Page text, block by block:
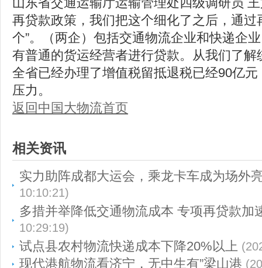
再贷款政策，我们把这个细化了之后，通过
个”。（两企）包括交通物流企业和快递企
有普通的货运经营者进行贷款。从我们了
全省已经办理了增值税留抵退税已经90亿
压力。
返回中国大物流首页
相关资讯
实力助阵成都大运会，乘龙卡车成为场外
10:10:21)
多措并举降低交通物流成本 专项再贷款加
10:29:19)
试点县农村物流快递成本下降20%以上
现代港航物流看济宁，无中生有”梁山港